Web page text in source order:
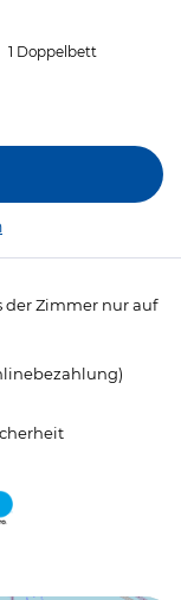
1 Doppelbett
der Zimmer nur auf